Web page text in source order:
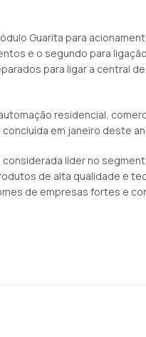
Guarita para
e o segundo para
para ligar a central
residencial,
concluída em janeiro deste
líder no
de alta qualidade e
de empresas fortes e